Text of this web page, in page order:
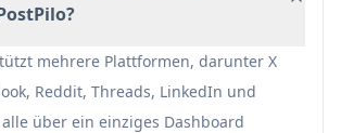
mehrere Plattformen, darunter X
Reddit, Threads, LinkedIn und
über ein einziges Dashboard